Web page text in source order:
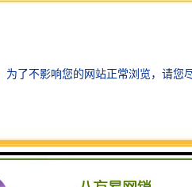
荷载的。制作楼承板的步骤是将楼承